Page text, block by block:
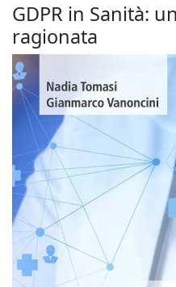
GDPR in Sanità:
ragionata